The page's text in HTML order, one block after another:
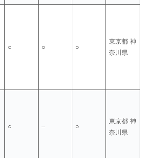
○ ○ ○
東京都 神
奈川県
○ – ○
東京都 神
奈川県